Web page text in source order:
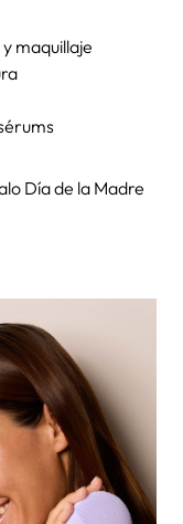
maquillaje
Día de la Madre